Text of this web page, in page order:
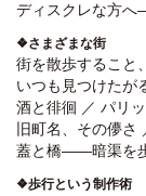
ディスクレな方
❖さまざまな街
街を散歩すること
いつも見つけた
酒と徘徊 ／ パリ
旧町名、その儚さ
蓋と橋――暗渠を歩
❖歩行という制作術